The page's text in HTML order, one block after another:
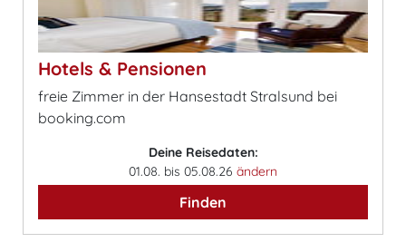
Hotels & Pensionen
freie Zimmer in der Hansestadt Stralsund bei
booking.com
Deine Reisedaten:
01.08. bis 05.08.26 ändern
Finden